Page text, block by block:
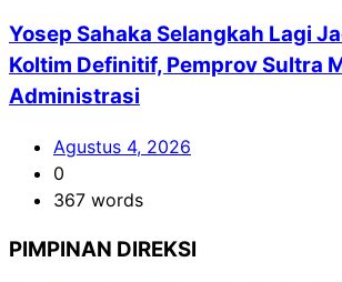
Yosep Sahaka Selangkah Lagi
Koltim Definitif, Pemprov Sultra
Administrasi
Agustus 4, 2026
0
367 words
PIMPINAN DIREKSI